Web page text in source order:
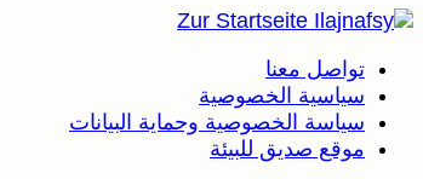
تواصل معنا
سياسية الخصوصية
سياسة الخصوصية وحماية البيانات
موقع صديق للبيئة